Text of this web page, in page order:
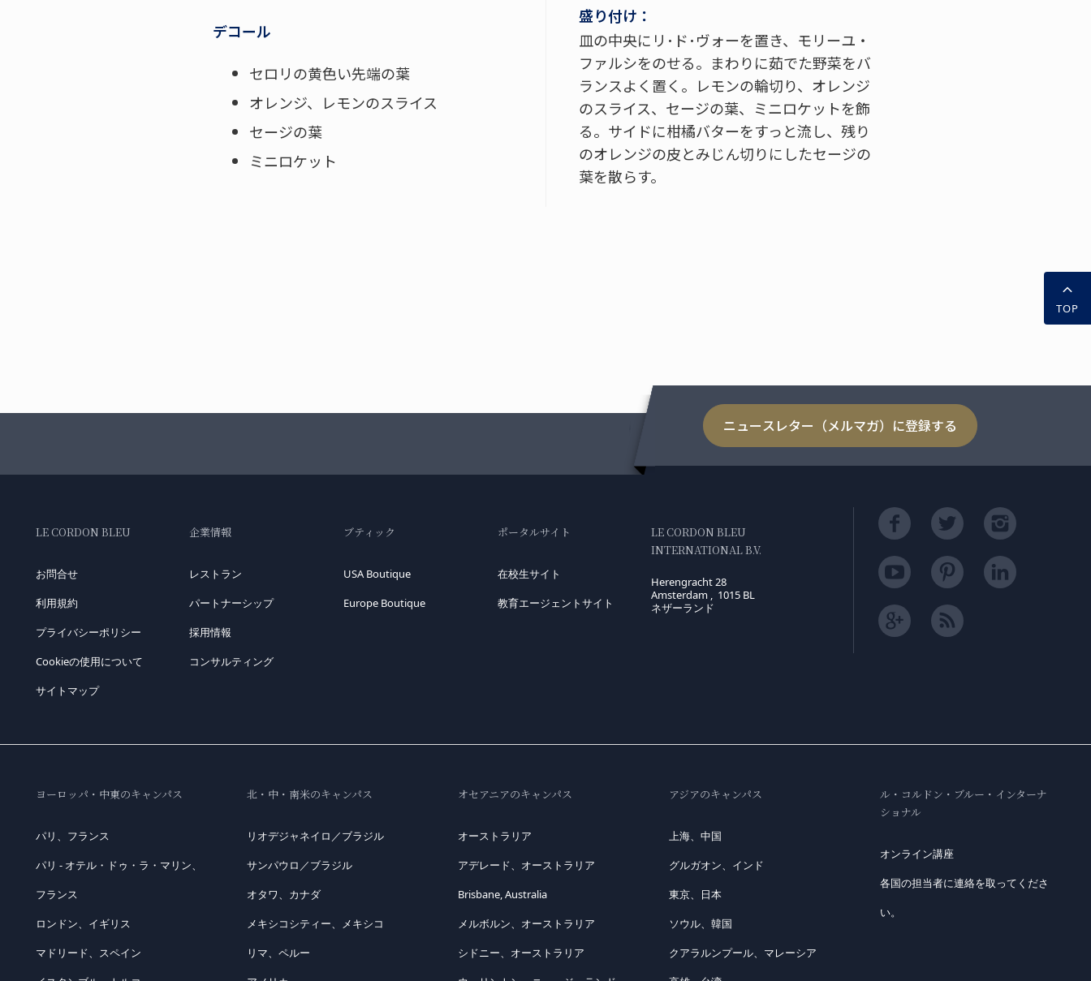
デコール
セロリの黄色い先端の葉
オレンジ、レモンのスライス
セージの葉
ミニロケット
盛り付け：
皿の中央にリ･ド･ヴォーを置き、モリーユ・
ファルシをのせる。まわりに茹でた野菜をバ
ランスよく置く。レモンの輪切り、オレンジ
のスライス、セージの葉、ミニロケットを飾
る。サイドに柑橘バターをすっと流し、残り
のオレンジの皮とみじん切りにしたセージの
葉を散らす。
ニュースレター（メルマガ）に登録する
TOP
LE CORDON BLEU
お問合せ
利用規約
プライバシーポリシー
Cookieの使用について
サイトマップ
企業情報
レストラン
パートナーシップ
採用情報
コンサルティング
ブティック
USA Boutique
Europe Boutique
ポータルサイト
在校生サイト
教育エージェントサイト
LE CORDON BLEU
INTERNATIONAL B.V.
Herengracht 28
Amsterdam , 1015 BL
ネザーランド
ヨーロッパ・中東のキャンパス
パリ、フランス
パリ - オテル・ドゥ・ラ・マリン、
フランス
ロンドン、イギリス
マドリード、スペイン
北・中・南米のキャンパス
リオデジャネイロ／ブラジル
サンパウロ／ブラジル
オタワ、カナダ
メキシコシティー、メキシコ
リマ、ペルー
オセアニアのキャンパス
オーストラリア
アデレード、オーストラリア
Brisbane, Australia
メルボルン、オーストラリア
シドニー、オーストラリア
アジアのキャンパス
上海、中国
グルガオン、インド
東京、日本
ソウル、韓国
クアラルンプール、マレーシア
ル・コルドン・ブルー・インターナ
ショナル
オンライン講座
各国の担当者に連絡を取ってくださ
い。